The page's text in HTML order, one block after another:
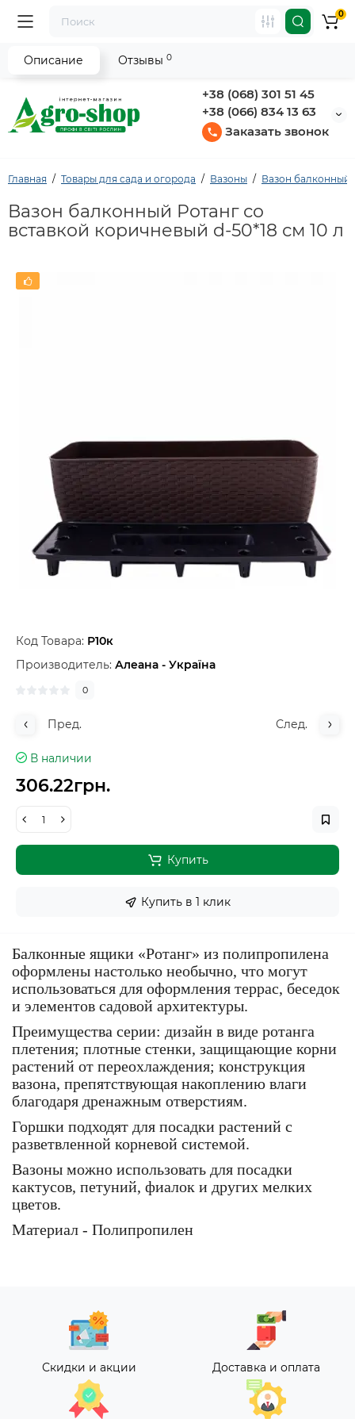
+38 (068) 301 51 45
+38 (066) 834 13 63
Заказать звонок
0
Главная Товары для сада и огорода Вазоны Вазон балконный
Вазон балконный Ротанг со
вставкой коричневый d-50*18 см 10 л
Код Товара: Р10к
Производитель: Алеана - Україна
0
Пред. След.
В наличии
306.22грн.
Купить
Купить в 1 клик
Описание Отзывы 0
Балконные ящики «Ротанг» из полипропилена
оформлены настолько необычно, что могут
использоваться для оформления террас, беседок
и элементов садовой архитектуры.
Преимущества серии: дизайн в виде ротанга
плетения; плотные стенки, защищающие корни
растений от переохлаждения; конструкция
вазона, препятствующая накоплению влаги
благодаря дренажным отверстиям.
Горшки подходят для посадки растений с
разветвленной корневой системой.
Вазоны можно использовать для посадки
кактусов, петуний, фиалок и других мелких
цветов.
Материал - Полипропилен
Скидки и акции Доставка и оплата